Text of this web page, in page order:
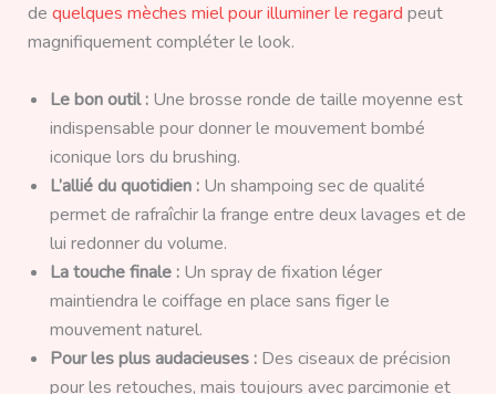
de quelques mèches miel pour illuminer le regard peut
magnifiquement compléter le look.
Le bon outil :Une brosse ronde de taille moyenne est
indispensable pour donner le mouvement bombé
iconique lors du brushing.
L’allié du quotidien :Un shampoing sec de qualité
permet de rafraîchir la frange entre deux lavages et de
lui redonner du volume.
La touche finale :Un spray de fixation léger
maintiendra le coiffage en place sans figer le
mouvement naturel.
Pour les plus audacieuses :Des ciseaux de précision
pour les retouches, mais toujours avec parcimonie et